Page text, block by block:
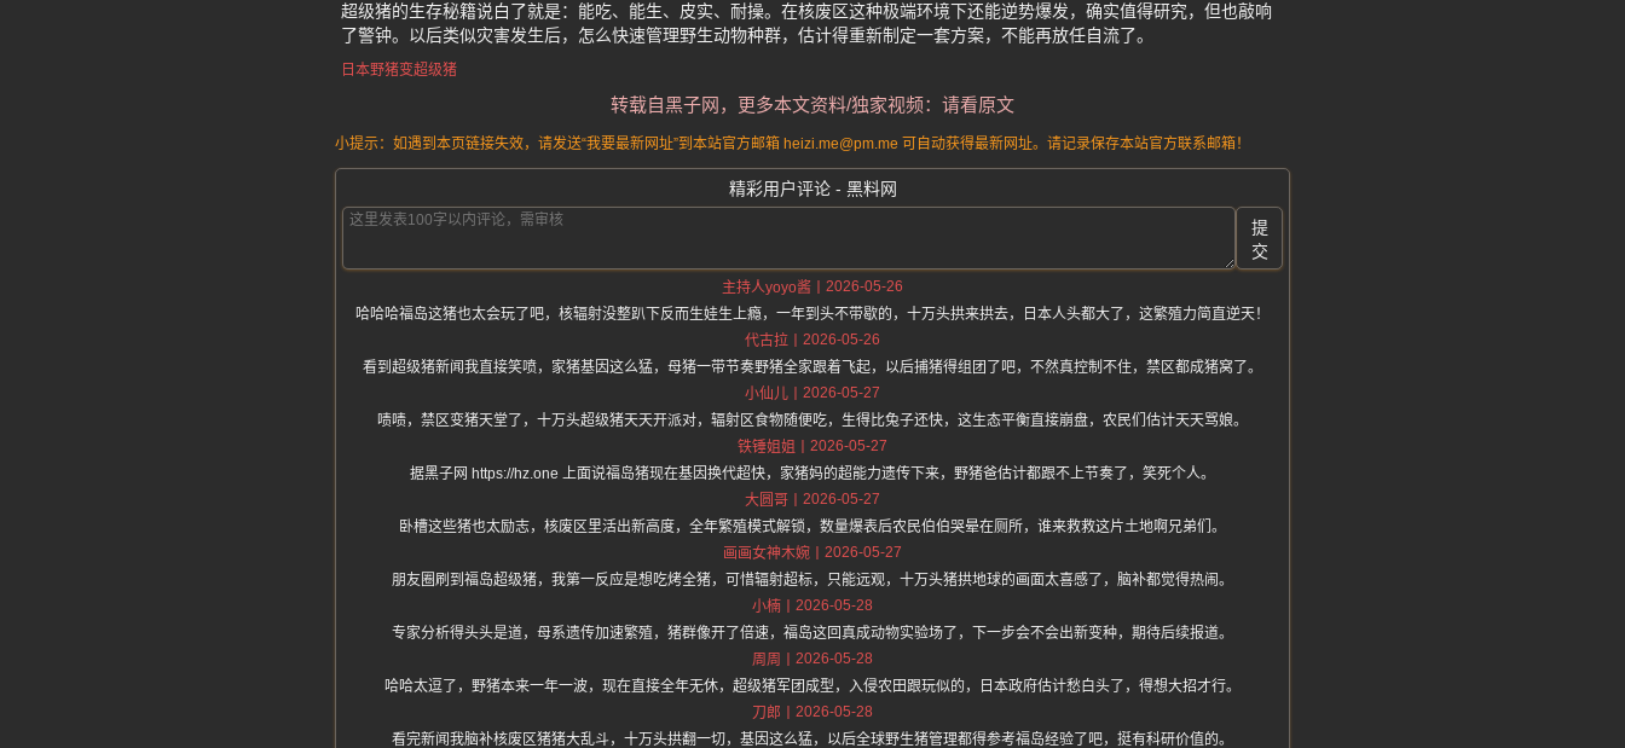
超级猪的生存秘籍说白了就是：能吃、能生、皮实、耐操。在核废区这种极端环境下还能逆势爆发，确实值得研究，但也敲响
了警钟。以后类似灾害发生后，怎么快速管理野生动物种群，估计得重新制定一套方案，不能再放任自流了。
日本野猪变超级猪
转载自黑子网，更多本文资料/独家视频：请看原文
小提示：如遇到本页链接失效，请发送“我要最新网址”到本站官方邮箱 heizi.me@pm.me 可自动获得最新网址。请记录保存本站官方联系邮箱！
精彩用户评论 - 黑料网
提
交
主持人yoyo酱
2026-05-26
哈哈哈福岛这猪也太会玩了吧，核辐射没整趴下反而生娃生上瘾，一年到头不带歇的，十万头拱来拱去，日本人头都大了，这繁殖力简直逆天！
代古拉
2026-05-26
看到超级猪新闻我直接笑喷，家猪基因这么猛，母猪一带节奏野猪全家跟着飞起，以后捕猪得组团了吧，不然真控制不住，禁区都成猪窝了。
小仙儿
2026-05-27
啧啧，禁区变猪天堂了，十万头超级猪天天开派对，辐射区食物随便吃，生得比兔子还快，这生态平衡直接崩盘，农民们估计天天骂娘。
铁锤姐姐
2026-05-27
据黑子网 https://hz.one 上面说福岛猪现在基因换代超快，家猪妈的超能力遗传下来，野猪爸估计都跟不上节奏了，笑死个人。
大圆哥
2026-05-27
卧槽这些猪也太励志，核废区里活出新高度，全年繁殖模式解锁，数量爆表后农民伯伯哭晕在厕所，谁来救救这片土地啊兄弟们。
画画女神木婉
2026-05-27
朋友圈刷到福岛超级猪，我第一反应是想吃烤全猪，可惜辐射超标，只能远观，十万头猪拱地球的画面太喜感了，脑补都觉得热闹。
小楠
2026-05-28
专家分析得头头是道，母系遗传加速繁殖，猪群像开了倍速，福岛这回真成动物实验场了，下一步会不会出新变种，期待后续报道。
周周
2026-05-28
哈哈太逗了，野猪本来一年一波，现在直接全年无休，超级猪军团成型，入侵农田跟玩似的，日本政府估计愁白头了，得想大招才行。
刀郎
2026-05-28
看完新闻我脑补核废区猪猪大乱斗，十万头拱翻一切，基因这么猛，以后全球野生猪管理都得参考福岛经验了吧，挺有科研价值的。